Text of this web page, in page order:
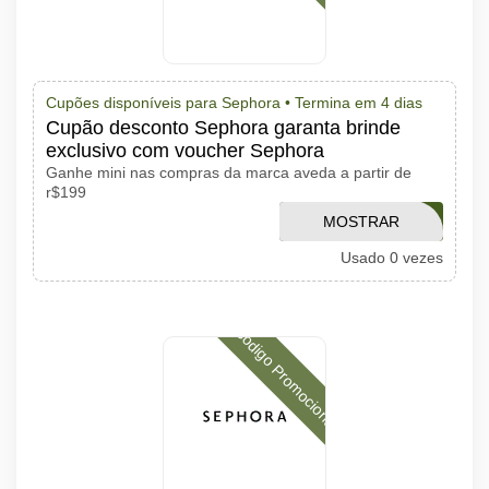
Cupões disponíveis para Sephora • Termina em 4 dias
Cupão desconto Sephora garanta brinde
exclusivo com voucher Sephora
Ganhe mini nas compras da marca aveda a partir de
r$199
VERAOAVEDA
MOSTRAR
CÓDIGO
Usado 0 vezes
Código Promocional